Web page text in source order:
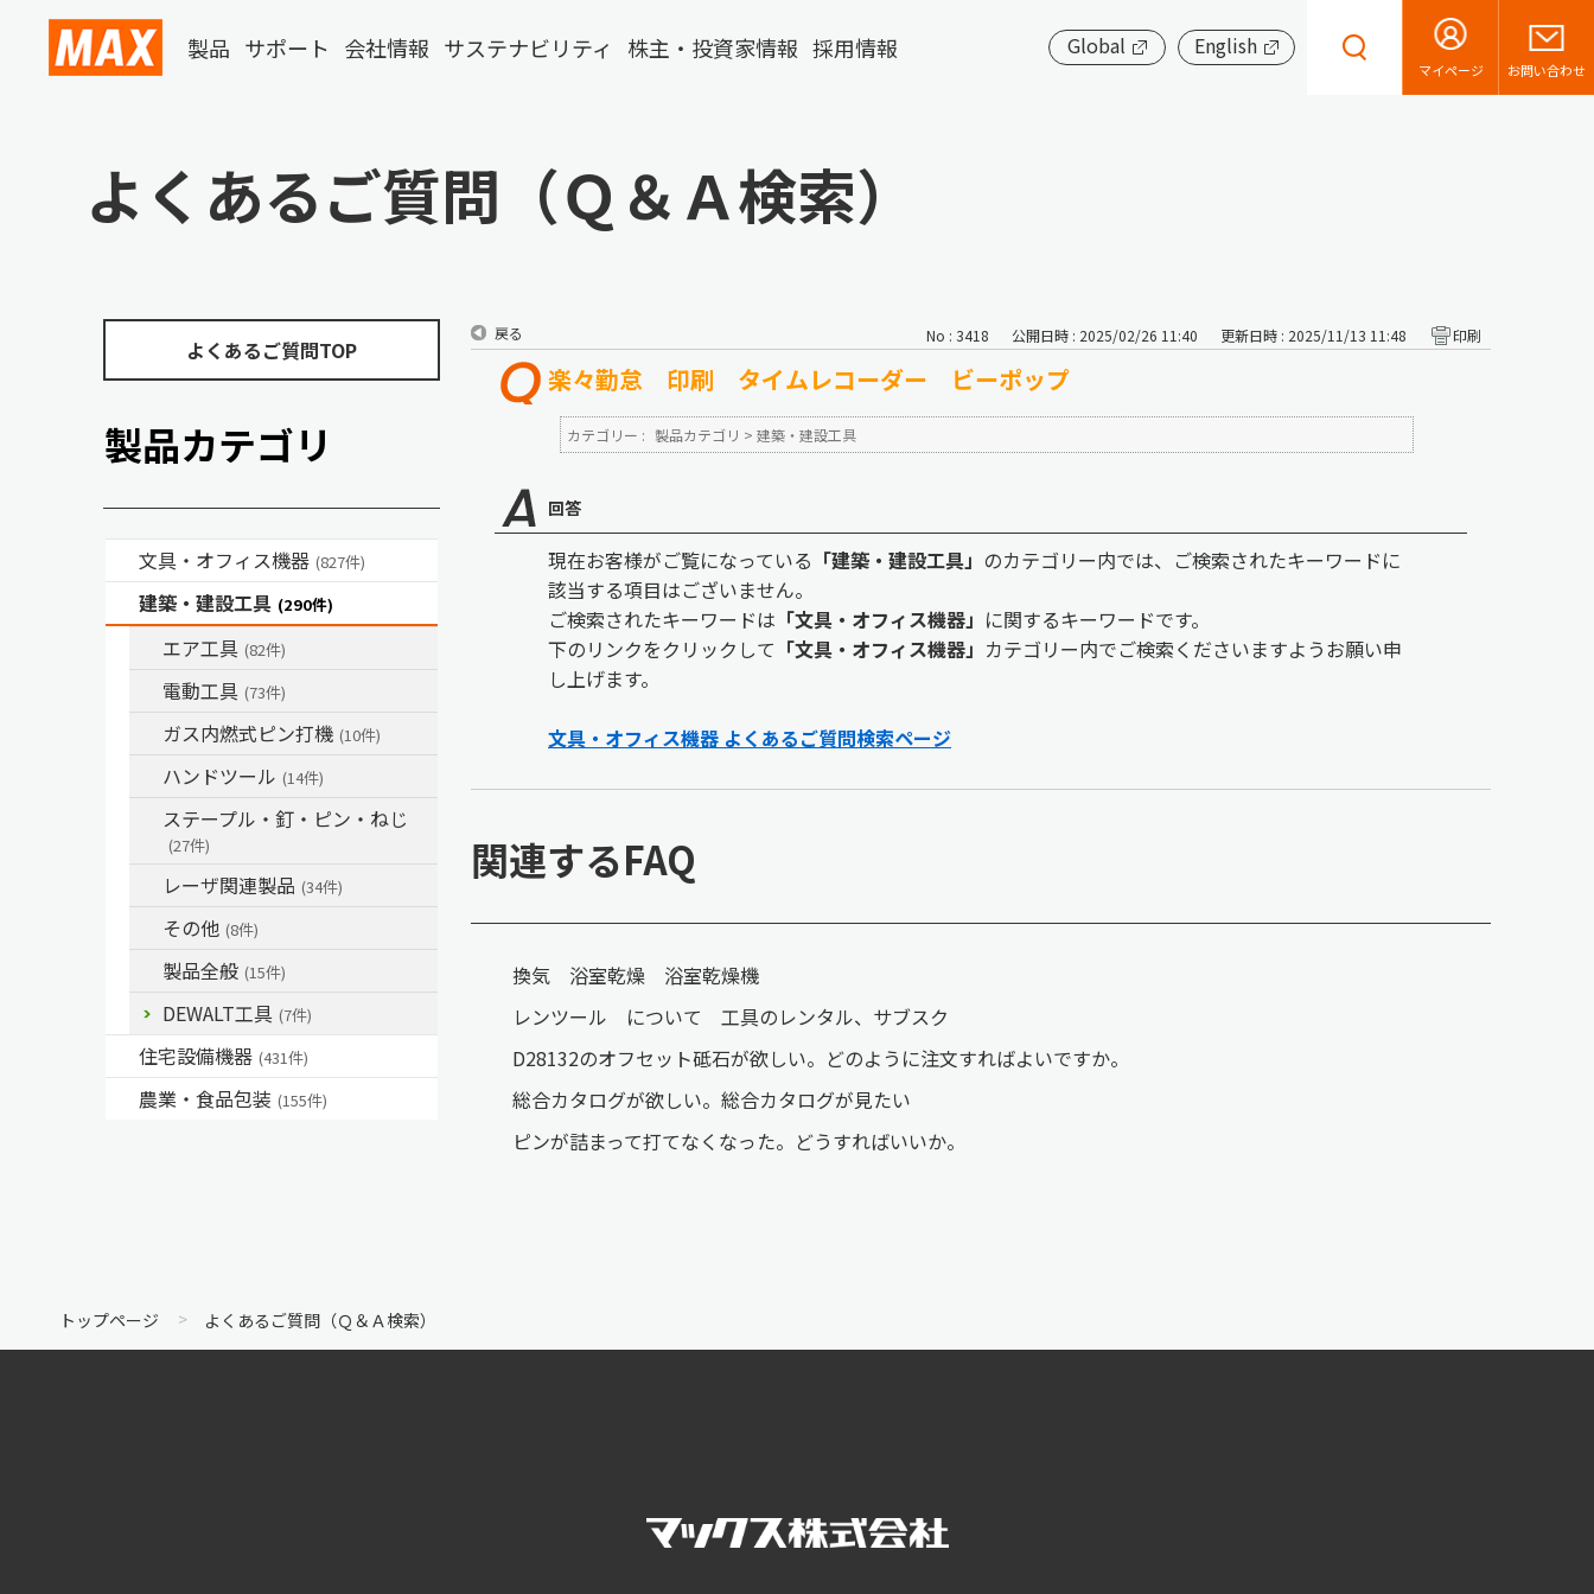
製品 サポート 会社情報 サステナビリティ 株主・投資家情報 採用情報 Global English
マイページ お問い合わせ
よくあるご質問（Ｑ＆Ａ検索）
よくあるご質問TOP
製品カテゴリ
文具・オフィス機器 (827件)
建築・建設工具 (290件)
エア工具 (82件)
電動工具 (73件)
ガス内燃式ピン打機 (10件)
ハンドツール (14件)
ステープル・釘・ピン・ねじ
(27件)
レーザ関連製品 (34件)
その他 (8件)
製品全般 (15件)
DEWALT工具 (7件)
住宅設備機器 (431件)
農業・食品包装 (155件)
戻る No : 3418 公開日時 : 2025/02/26 11:40 更新日時 : 2025/11/13 11:48 印刷
楽々勤怠 印刷 タイムレコーダー ビーポップ
カテゴリー : 製品カテゴリ > 建築・建設工具
回答
現在お客様がご覧になっている 「建築・建設工具」 のカテゴリー内では、ご検索されたキーワードに
該当する項目はございません。
ご検索されたキーワードは 「文具・オフィス機器」 に関するキーワードです。
下のリンクをクリックして 「文具・オフィス機器」 カテゴリー内でご検索くださいますようお願い申
し上げます。
文具・オフィス機器 よくあるご質問検索ページ
関連するFAQ
換気 浴室乾燥 浴室乾燥機
レンツール について 工具のレンタル、サブスク
D28132のオフセット砥石が欲しい。どのように注文すればよいですか。
総合カタログが欲しい。総合カタログが見たい
ピンが詰まって打てなくなった。どうすればいいか。
トップページ よくあるご質問（Ｑ＆Ａ検索）